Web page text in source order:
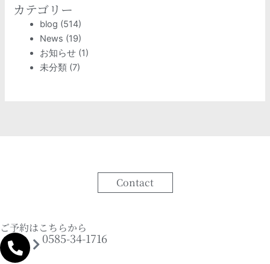
カテゴリー
blog (514)
News (19)
お知らせ (1)
未分類 (7)
Contact
0585-34-1716
ご予約はこちらから